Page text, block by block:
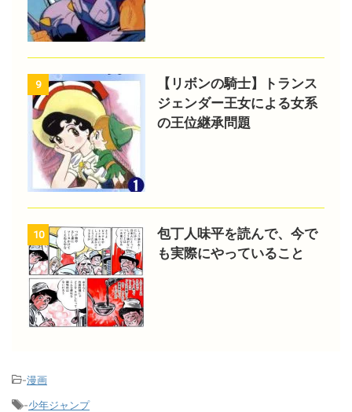
9
【リボンの騎士】トランス
ジェンダー王女による女系
の王位継承問題
10
包丁人味平を読んで、今で
も実際にやっていること
-漫画
-少年ジャンプ